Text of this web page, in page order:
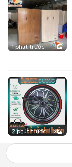
1 phút trước 1
2 phút trước 3